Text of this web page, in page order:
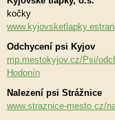
kočky
Odchycení psi Kyjov
mp.mestokyjov.cz/Psi/
Hodonín
Nalezení psi Strážnice
www.straznice-mesto.cz/